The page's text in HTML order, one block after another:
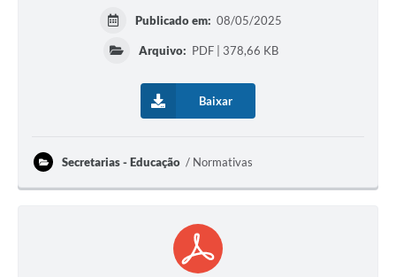
Publicado em: 08/05/2025
Arquivo: PDF | 378,66 KB
Baixar
Secretarias - Educação Normativas